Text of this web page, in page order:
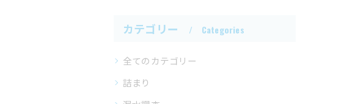
カテゴリー Categories
全てのカテゴリー
詰まり